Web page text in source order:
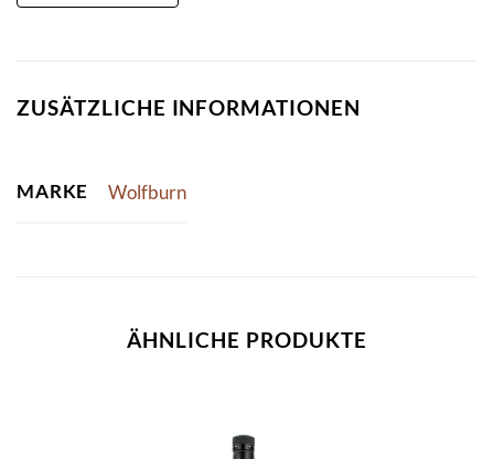
ZUSÄTZLICHE INFORMATIONEN
MARKE Wolfburn
ÄHNLICHE PRODUKTE